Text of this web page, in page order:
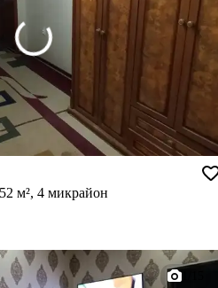
м², 4 микрайон